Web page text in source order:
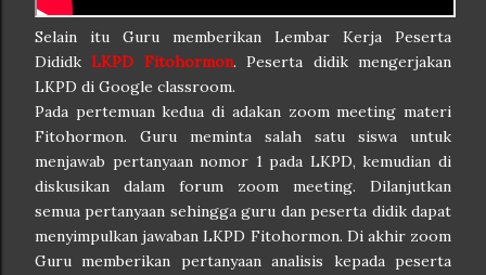
Selain itu Guru memberikan Lembar Kerja Peserta
DididkLKPD Fitohormon. Peserta didik mengerjakan
LKPD di Google classroom.
Pada pertemuan kedua di adakan zoom meeting materi
Fitohormon. Guru meminta salah satu siswa untuk
menjawab pertanyaan nomor 1 pada LKPD, kemudian di
diskusikan dalam forum zoom meeting. Dilanjutkan
semua pertanyaan sehingga guru dan peserta didik dapat
menyimpulkan jawaban LKPD Fitohormon. Di akhir zoom
Guru memberikan pertanyaan analisis kepada peserta